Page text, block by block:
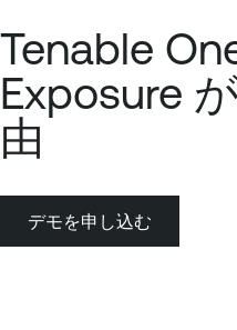
Tenable
Exposure
由
デモを申し込む